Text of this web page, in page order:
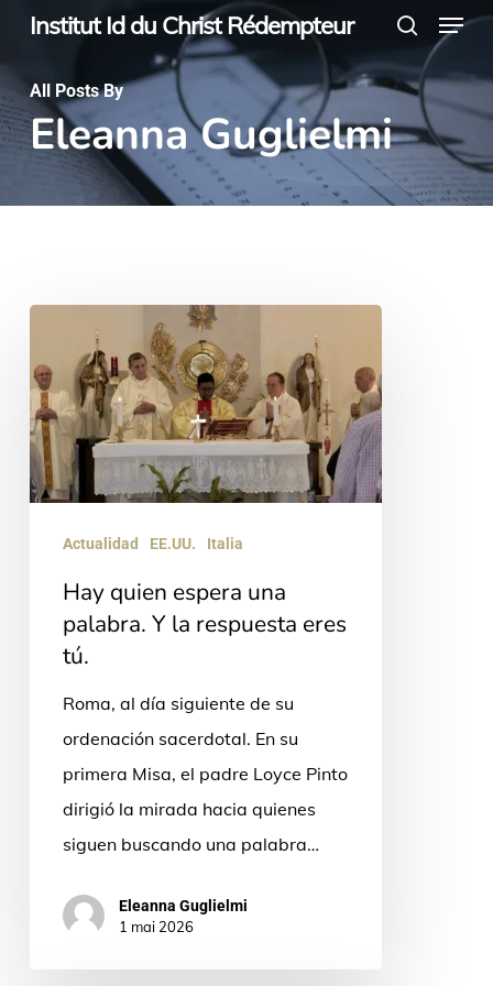
Skip
main
content
Institut Id du Christ Rédempteur
search
Menu
All Posts By
Eleanna Guglielmi
espera
una
palabra.
Y
Actualidad EE.UU. Italia
Hay quien espera una
palabra. Y la respuesta eres
tú.
Roma, al día siguiente de su
ordenación sacerdotal. En su
primera Misa, el padre Loyce Pinto
dirigió la mirada hacia quienes
siguen buscando una palabra…
Eleanna Guglielmi
1 mai 2026